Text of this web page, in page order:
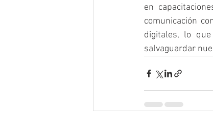
en
comunicación
digitales, lo
salvaguardar